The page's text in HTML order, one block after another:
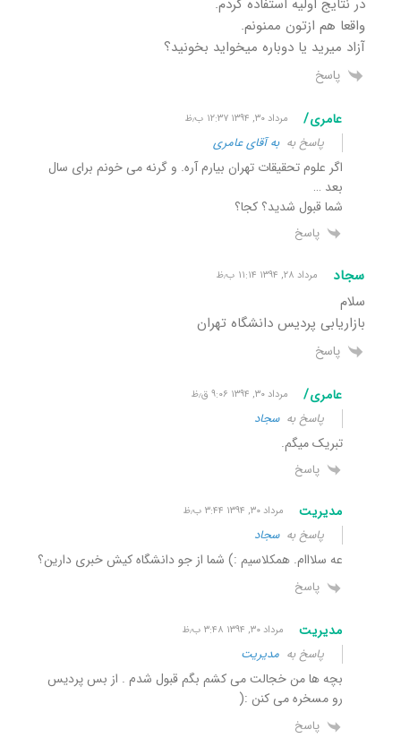
واقعا هم ازتون ممنونم.
آزاد میرید یا دوباره میخواید بخونید؟
پاسخ
عامری/ مرداد ۳۰, ۱۳۹۴ ۱۲:۳۷ ب٫ظ
پاسخ بهبه آقای عامری
اگر علوم تحقیقات تهران بیارم آره. و گرنه می خونم برای سال
بعد …
شما قبول شدید؟ کجا؟
پاسخ
سجاد مرداد ۲۸, ۱۳۹۴ ۱۱:۱۴ ب٫ظ
سلام
بازاریابی پردیس دانشگاه تهران
پاسخ
عامری/ مرداد ۳۰, ۱۳۹۴ ۹:۰۶ ق٫ظ
پاسخ بهسجاد
تبریک میگم.
پاسخ
مدیریت مرداد ۳۰, ۱۳۹۴ ۳:۴۴ ب٫ظ
پاسخ بهسجاد
عه سلااام. همکلاسیم :) شما از جو دانشگاه کیش خبری دارین؟
پاسخ
مدیریت مرداد ۳۰, ۱۳۹۴ ۳:۴۸ ب٫ظ
پاسخ به مدیریت
بچه ها من خجالت می کشم بگم قبول شدم . از بس پردیس
رو مسخره می کنن :(
پاسخ